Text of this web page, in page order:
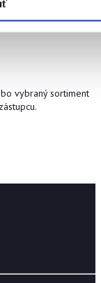
vybraný sortiment